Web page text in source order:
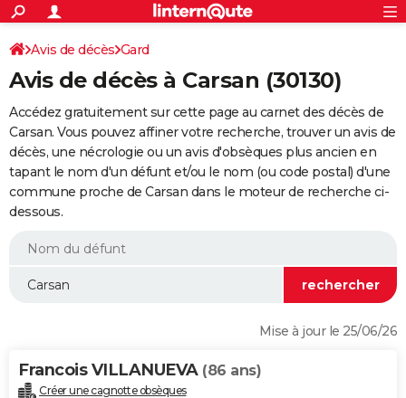
ACTUALITÉS
Politique
Société
Faits Divers
Education
Monde
Villes
+
SPORT
Coupe du monde 2026
Football
Tennis
Cyclisme
Rugby
Forum
Programme TV
TNT
Streaming
Cinéma
Sorties cinéma
Musique
+
FINANCE
Retraite
Epargne
Immobilier
Risques naturels par ville
Assurance
AUTO
Essais
Réserver un essai
Citadines
Berlines
SUV
Forum auto
+
HIGH-TECH
BRICOLAGE
WEEK-END
Alimentation
Guide de la santé
Maladies
Médicaments
Sommeil
VOYAGE
Avis de décès Gard
Avis de décès à Carsan (30130)
Accédez gratuitement sur cette page au carnet des décès de
Carsan. Vous pouvez affiner votre recherche, trouver un avis de
décès, une nécrologie ou un avis d'obsèques plus ancien en
tapant le nom d'un défunt et/ou le nom (ou code postal) d'une
commune proche de Carsan dans le moteur de recherche ci-
dessous.
Mise à jour le 25/06/26
Francois VILLANUEVA (86 ans)
Créer une cagnotte obsèques